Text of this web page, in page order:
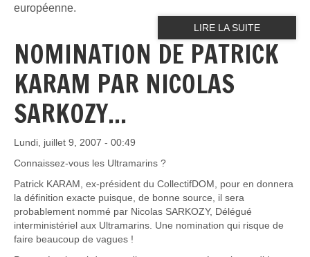
européenne.
LIRE LA SUITE
NOMINATION DE PATRICK
KARAM PAR NICOLAS
SARKOZY...
Lundi, juillet 9, 2007 - 00:49
Connaissez-vous les Ultramarins ?
Patrick KARAM, ex-président du CollectifDOM, pour en donnera
la définition exacte puisque, de bonne source, il sera
probablement nommé par Nicolas SARKOZY, Délégué
interministériel aux Ultramarins. Une nomination qui risque de
faire beaucoup de vagues !